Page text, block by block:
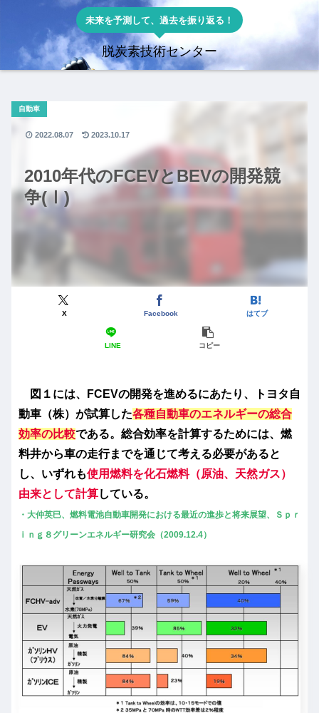
未来を予測して、過去を振り返る！
脱炭素技術センター
2010年代のFCEVとBEVの開発競
争(Ⅰ)
自動車
X Facebook はてブ
LINE コピー
2022.08.07 2023.10.17
図１には、FCEVの開発を進めるにあたり、トヨタ自
動車（株）が試算した各種自動車のエネルギーの総合
効率の比較である。総合効率を計算するためには、燃
料井から車の走行までを通じて考える必要があると
し、いずれも使用燃料を化石燃料（原油、天然ガス）
由来として計算している。
・大仲英巳、燃料電池自動車開発における最近の進歩と将来展望、Ｓｐｒ
ｉｎｇ８グリーンエネルギー研究会（2009.12.4）